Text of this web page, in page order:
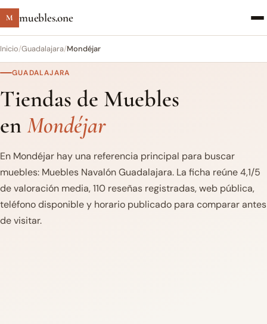
M muebles.one
Inicio/Guadalajara/Mondéjar
GUADALAJARA
Tiendas de Muebles
enMondéjar
En Mondéjar hay una referencia principal para buscar
muebles: Muebles Navalón Guadalajara. La ficha reúne 4,1/5
de valoración media, 110 reseñas registradas, web pública,
teléfono disponible y horario publicado para comparar antes
de visitar.